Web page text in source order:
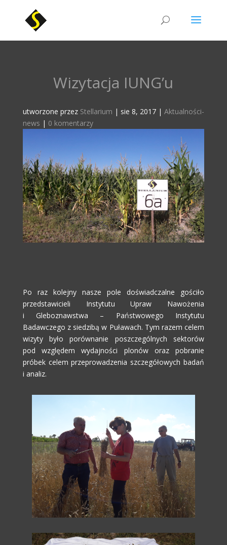
Wizytacja IUNG’u
utworzone przez Stellarium | sie 8, 2017| Aktualności-
news | 0 komentarzy
Po raz kolejny nasze pole doświadczalne gościło
przedstawicieli Instytutu Upraw Nawożenia
i Gleboznawstwa – Państwowego Instytutu
Badawczego z siedzibą w Puławach. Tym razem celem
wizyty było porównanie poszczególnych sektorów
pod względem wydajności plonów oraz pobranie
próbek celem przeprowadzenia szczegółowych badań
i analiz.